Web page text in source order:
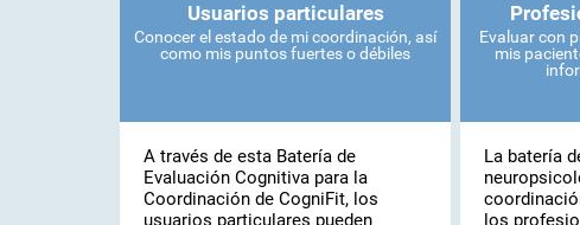
Usuarios particulares
Conocer el estado de mi coordinación, así
como mis puntos fuertes o débiles
A través de esta Batería de
Evaluación Cognitiva para la
Coordinación de CogniFit, los
usuarios particulares pueden
Evaluar con
mis
La batería
los